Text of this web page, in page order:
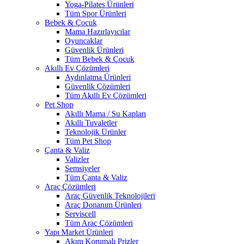
Yoga-Pilates Ürünleri
Tüm Spor Ürünleri
Bebek & Çocuk
Mama Hazırlayıcılar
Oyuncaklar
Güvenlik Ürünleri
Tüm Bebek & Çocuk
Akıllı Ev Çözümleri
Aydınlatma Ürünleri
Güvenlik Çözümleri
Tüm Akıllı Ev Çözümleri
Pet Shop
Akıllı Mama / Su Kapları
Akıllı Tuvaletler
Teknolojik Ürünler
Tüm Pet Shop
Çanta & Valiz
Valizler
Şemsiyeler
Tüm Çanta & Valiz
Araç Çözümleri
Araç Güvenlik Teknolojileri
Araç Donanım Ürünleri
Serviscell
Tüm Araç Çözümleri
Yapı Market Ürünleri
Akım Korumalı Prizler